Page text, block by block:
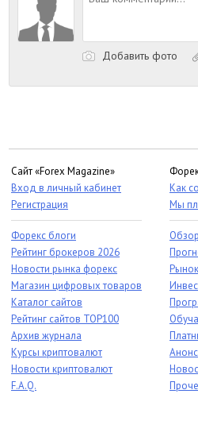
Добавить фото
Сайт «Forex Magazine»
Вход в личный кабинет
Регистрация
Форекс блоги
Рейтинг брокеров 2026
Новости рынка форекс
Магазин цифровых товаров
Каталог сайтов
Рейтинг сайтов TOP100
Архив журнала
Курсы криптовалют
Новости криптовалют
F.A.Q.
Как
Мы